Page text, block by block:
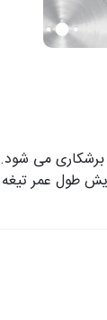
برشکاری می شود.
طول عمر تیغه